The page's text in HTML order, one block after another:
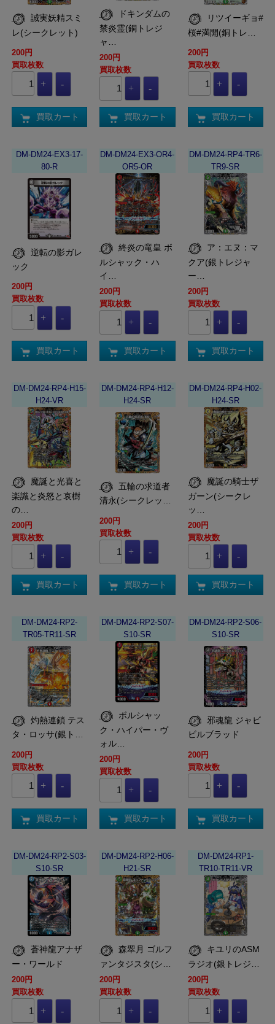
レ(シークレット)
200円
買取枚数
買取カート
禁炎霊(銅トレジ
ャ…
200円
買取枚数
買取カート
桜#満開(銅トレ…
200円
買取枚数
買取カート
DM-DM24-EX3-17-
80-R
ック
200円
買取枚数
買取カート
DM-DM24-EX3-OR4-
OR5-OR
終炎の竜皇 ボ
ルシャック・ハ
イ…
200円
買取枚数
買取カート
DM-DM24-RP4-TR6-
TR9-SR
クア(銀トレジャ
ー…
200円
買取枚数
買取カート
DM-DM24-RP4-H15-
H24-VR
楽識と炎怒と哀樹
の…
200円
買取枚数
買取カート
DM-DM24-RP4-H12-
H24-SR
清永(シークレッ…
200円
買取枚数
買取カート
DM-DM24-RP4-H02-
H24-SR
ガーン(シークレ
ッ…
200円
買取枚数
買取カート
DM-DM24-RP2-
TR05-TR11-SR
タ・ロッサ(銀ト…
200円
買取枚数
買取カート
DM-DM24-RP2-S07-
S10-SR
ボルシャッ
ク・ハイパー・ヴ
ォル…
200円
買取枚数
買取カート
DM-DM24-RP2-S06-
S10-SR
ビルブラッド
200円
買取枚数
買取カート
DM-DM24-RP2-S03-
S10-SR
ー・ワールド
200円
買取枚数
DM-DM24-RP2-H06-
H21-SR
森翠月 ゴルフ
ァンタジスタ(シ…
200円
買取枚数
DM-DM24-RP1-
TR10-TR11-VR
ラジオ(銀トレジ…
200円
買取枚数